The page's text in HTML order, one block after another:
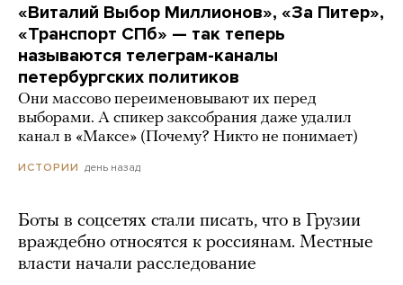
«Виталий Выбор Миллионов», «За Питер»,
«Транспорт СПб» — так теперь
называются телеграм-каналы
петербургских политиков
Они массово переименовывают их перед
выборами. А спикер заксобрания даже удалил
канал в «Максе» (Почему? Никто не понимает)
ИСТОРИИ день назад
Боты в соцсетях стали писать, что в Грузии
враждебно относятся к россиянам. Местные
власти начали расследование